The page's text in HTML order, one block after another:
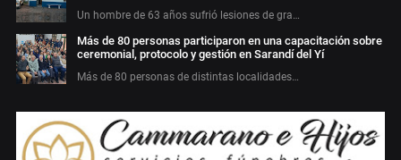
Un hombre de 63 años sufrió lesiones de gra…
Más de 80 personas participaron en una capacitación sobre
ceremonial, protocolo y gestión en Sarandí del Yí
Más de 80 personas de distintas localidades…